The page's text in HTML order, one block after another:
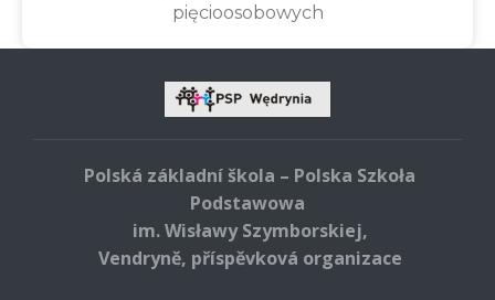
pięcioosobowych
Polská základní škola – Polska Szkoła
Podstawowa
im. Wisławy Szymborskiej,
Vendryně, příspěvková organizace